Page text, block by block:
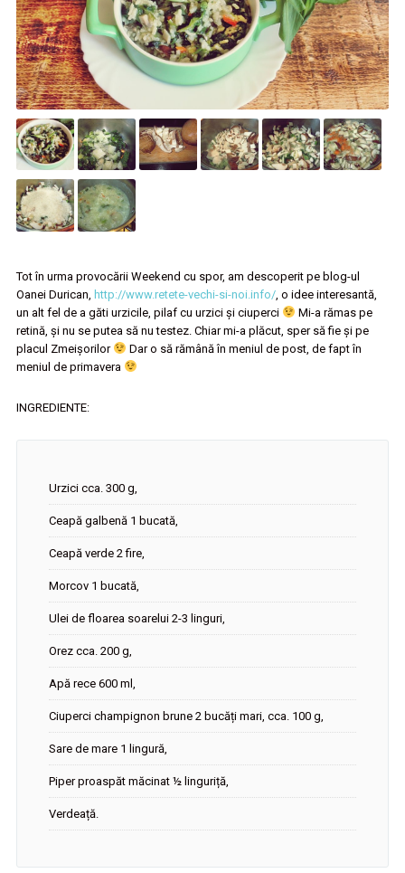
Tot în urma provocării Weekend cu spor, am descoperit pe blog-ul
Oanei Durican, http://www.retete-vechi-si-noi.info/, o idee interesantă,
un alt fel de a găti urzicile, pilaf cu urzici și ciuperci
Mi-a rămas pe
retină, și nu se putea să nu testez. Chiar mi-a plăcut, sper să fie și pe
placul Zmeișorilor
Dar o să rămână în meniul de post, de fapt în
meniul de primavera
INGREDIENTE:
Urzici cca. 300 g,
Ceapă galbenă 1 bucată,
Ceapă verde 2 fire,
Morcov 1 bucată,
Ulei de floarea soarelui 2-3 linguri,
Orez cca. 200 g,
Apă rece 600 ml,
Ciuperci champignon brune 2 bucăți mari, cca. 100 g,
Sare de mare 1 lingură,
Piper proaspăt măcinat ½ linguriță,
Verdeață.